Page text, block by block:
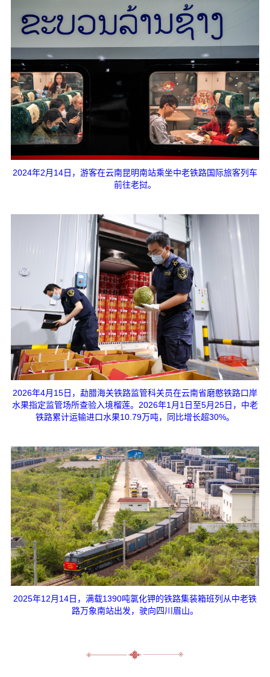
2024年2月14日，游客在云南昆明南站乘坐中老铁路国际旅客列车
前往老挝。
2026年4月15日，勐腊海关铁路监管科关员在云南省磨憨铁路口岸
水果指定监管场所查验入境榴莲。2026年1月1日至5月25日，中老
铁路累计运输进口水果10.79万吨，同比增长超30%。
2025年12月14日，满载1390吨氯化钾的铁路集装箱班列从中老铁
路万象南站出发，驶向四川眉山。